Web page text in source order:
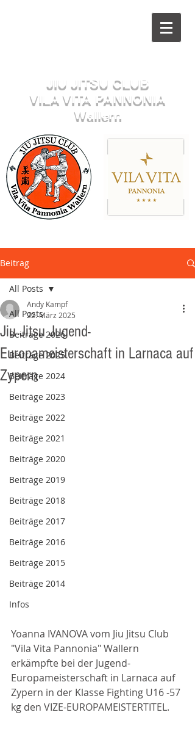
JIU JITSU CLUB
VILA VITA PANNONIA
Wallern
Beitrag
All Posts
Beiträge 2026
Beiträge 2025
Beiträge 2024
Beiträge 2023
Beiträge 2022
Beiträge 2021
Beiträge 2020
Beiträge 2019
Beiträge 2018
Beiträge 2017
Beiträge 2016
Beiträge 2015
Beiträge 2014
Infos
All Posts
Jiu Jitsu Jugend-
Europameisterschaft in Larnaca auf
Zypern
Andy Kampf
22. März 2025
Yoanna IVANOVA vom Jiu Jitsu Club
"Vila Vita Pannonia" Wallern
erkämpfte bei der Jugend-
Europameisterschaft in Larnaca auf
Zypern in der Klasse Fighting U16 -57
kg den VIZE-EUROPAMEISTERTITEL.